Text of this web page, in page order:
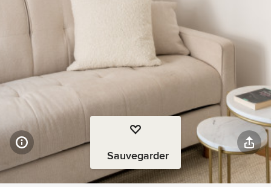
Sauvegarder